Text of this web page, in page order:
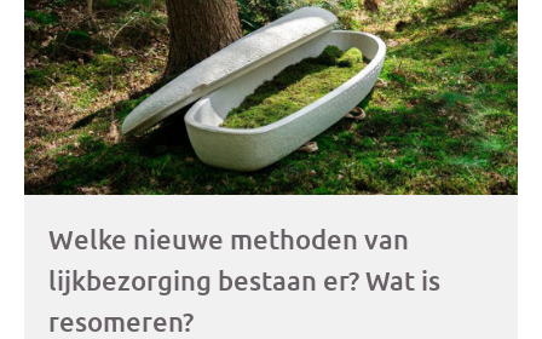
Welke nieuwe methoden van
lijkbezorging bestaan er? Wat is
resomeren?